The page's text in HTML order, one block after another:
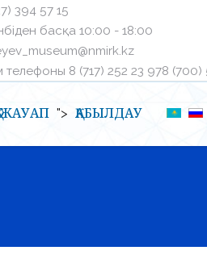
394 57 15
басқа ㅤ10:00 - 18:00
телефоныㅤ 8 (717) 252 23 97ㅤ8
ЖАУАП "> ҚАБЫЛДАУ